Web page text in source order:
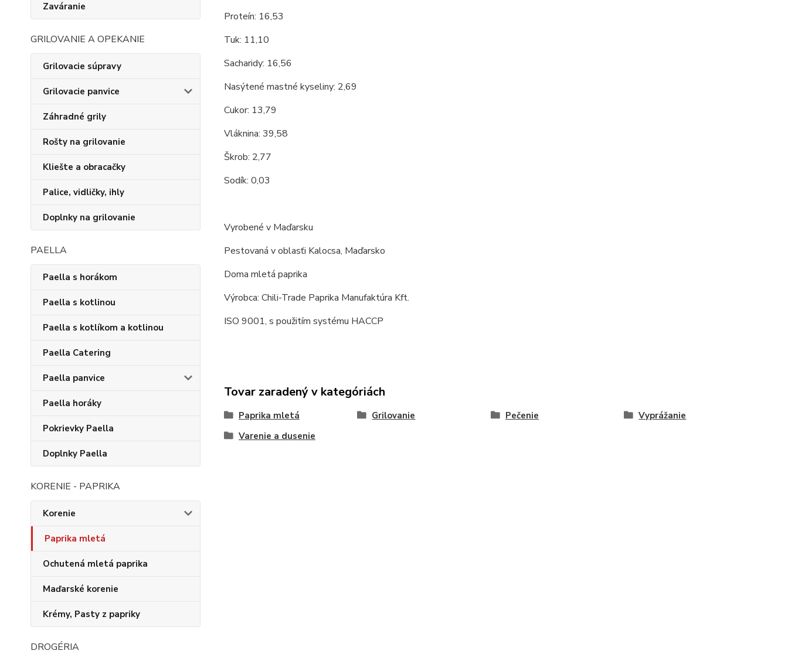
Zaváranie
GRILOVANIE A OPEKANIE
Grilovacie súpravy
Grilovacie panvice
Záhradné grily
Rošty na grilovanie
Kliešte a obracačky
Palice, vidličky, ihly
Doplnky na grilovanie
PAELLA
Paella s horákom
Paella s kotlinou
Paella s kotlíkom a kotlinou
Paella Catering
Paella panvice
Paella horáky
Pokrievky Paella
Doplnky Paella
KORENIE - PAPRIKA
Korenie
Paprika mletá
Ochutená mletá paprika
Maďarské korenie
Krémy, Pasty z papriky
DROGÉRIA
Proteín: 16,53
Tuk: 11,10
Sacharidy: 16,56
Nasýtené mastné kyseliny: 2,69
Cukor: 13,79
Vláknina: 39,58
Škrob: 2,77
Sodík: 0,03
Vyrobené v Maďarsku
Pestovaná v oblasťi Kalocsa, Maďarsko
Doma mletá paprika
Výrobca: Chili-Trade Paprika Manufaktúra Kft.
ISO 9001, s použitím systému HACCP
Tovar zaradený v kategóriách
Paprika mletá Grilovanie Pečenie
Vyprážanie
Varenie a dusenie